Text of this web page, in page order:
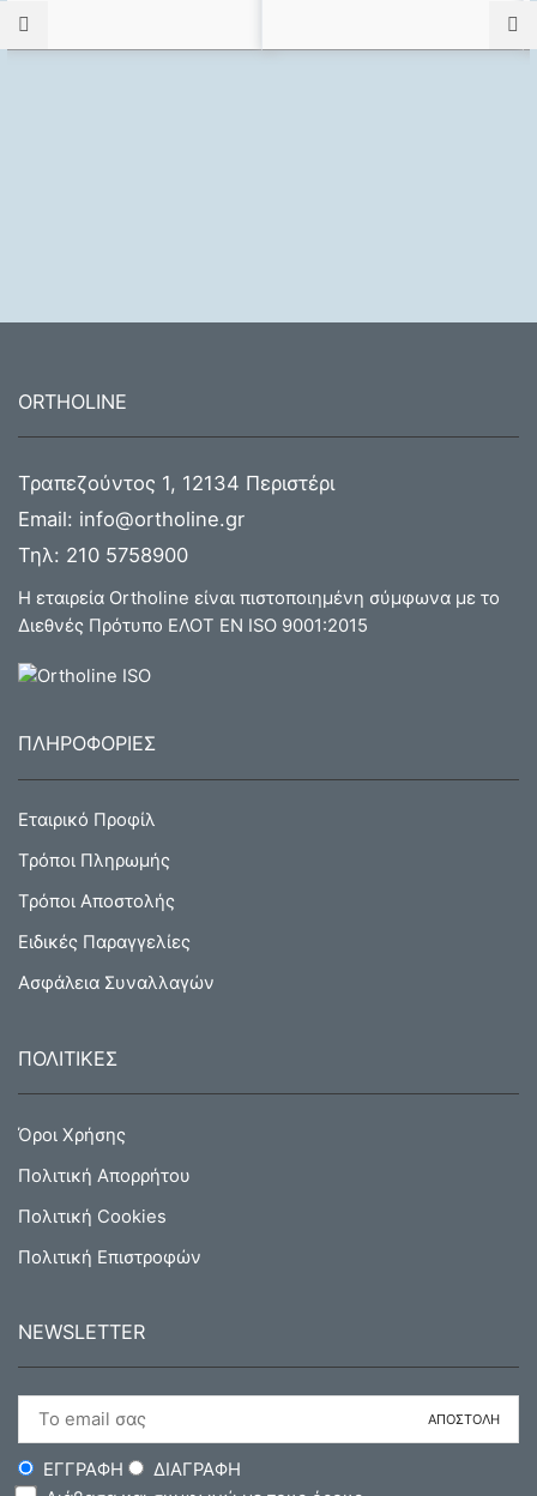
ORTHOLINE
Τραπεζούντος 1, 12134 Περιστέρι
Email: info@ortholine.gr
Τηλ: 210 5758900
Η εταιρεία Ortholine είναι πιστοποιημένη σύμφωνα με το
Διεθνές Πρότυπο ΕΛΟΤ ΕΝ ISO 9001:2015
ΠΛΗΡΟΦΟΡΙΕΣ
Εταιρικό Προφίλ
Τρόποι Πληρωμής
Τρόποι Αποστολής
Ειδικές Παραγγελίες
Ασφάλεια Συναλλαγών
ΠΟΛΙΤΙΚΕΣ
Όροι Χρήσης
Πολιτική Απορρήτου
Πολιτική Cookies
Πολιτική Επιστροφών
NEWSLETTER
ΕΓΓΡΑΦΗ
ΔΙΑΓΡΑΦΗ